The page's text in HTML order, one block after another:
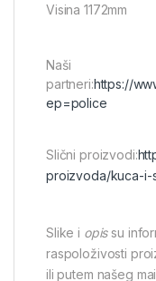
Visina 1172mm
Naši
partneri:https://
ep=police
Slični proizvodi:
proizvoda/kuca-i-
Slike i opissu
raspoloživosti
ili putem našeg